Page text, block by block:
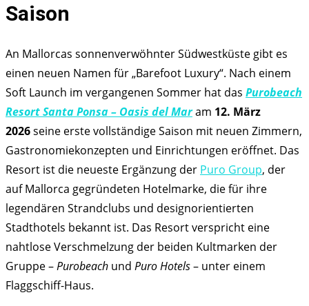
Saison
An Mallorcas sonnenverwöhnter Südwestküste gibt es
einen neuen Namen für „Barefoot Luxury“. Nach einem
Soft Launch im vergangenen Sommer hat das Purobeach
Resort Santa Ponsa– Oasis del Maram 12. März
2026seine erste vollständige Saison mit neuen Zimmern,
Gastronomiekonzepten und Einrichtungen eröffnet. Das
Resort ist die neueste Ergänzung der Puro Group, der
auf Mallorca gegründeten Hotelmarke, die für ihre
legendären Strandclubs und designorientierten
Stadthotels bekannt ist. Das Resort verspricht eine
nahtlose Verschmelzung der beiden Kultmarken der
Gruppe –Purobeach und Puro Hotels– unter einem
Flaggschiff-Haus.